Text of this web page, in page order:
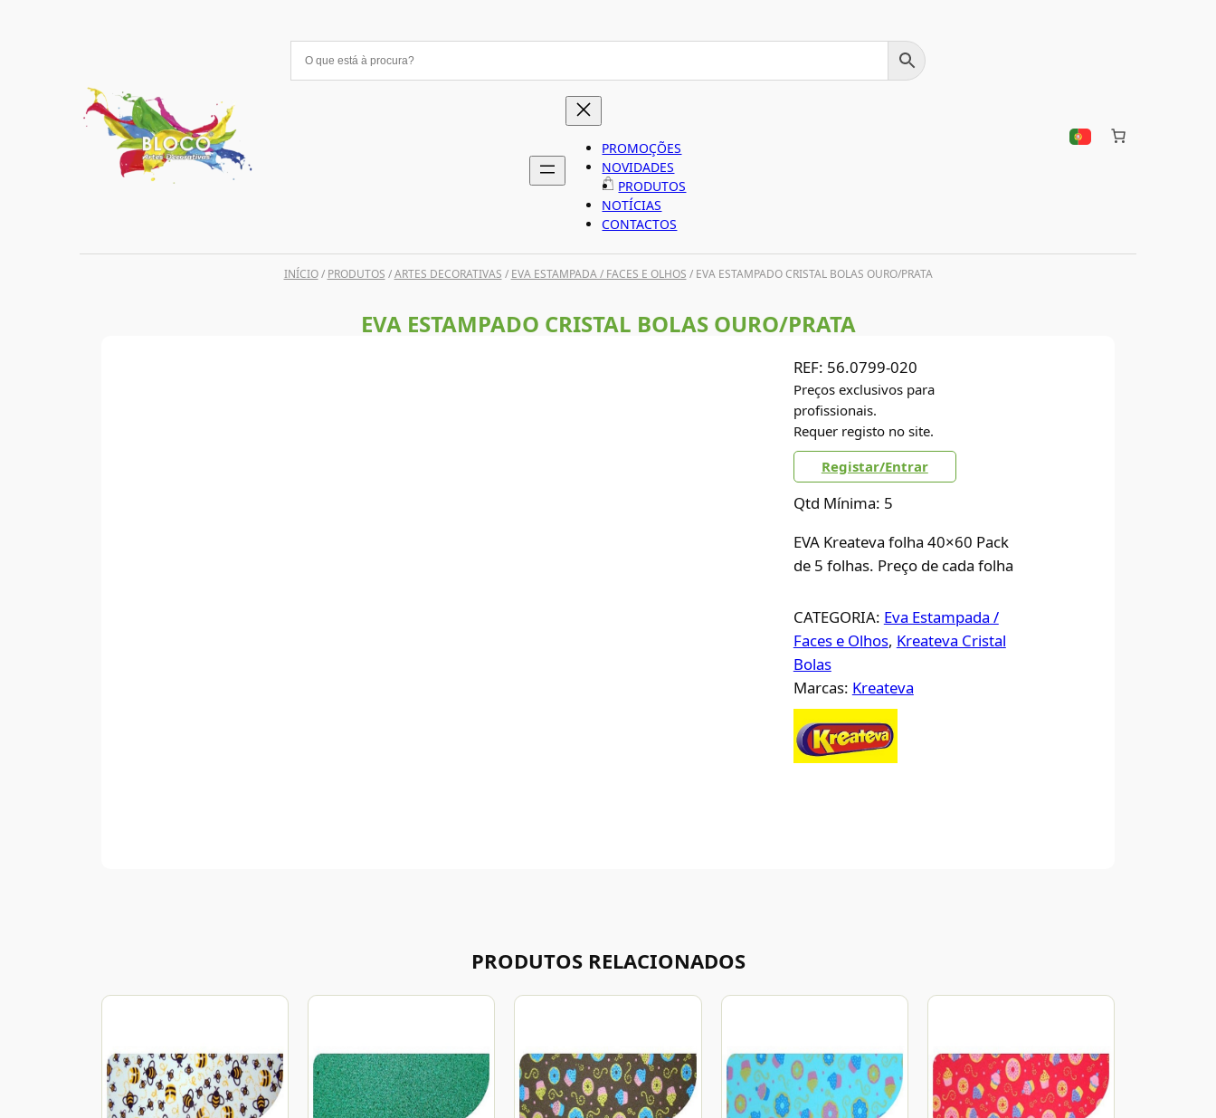
PROMOÇÕES
NOVIDADES
PRODUTOS
NOTÍCIAS
CONTACTOS
INÍCIO/ PRODUTOS /ARTES DECORATIVAS / EVA ESTAMPADA / FACES E OLHOS / EVA ESTAMPADO CRISTAL BOLAS OURO/PRATA
EVA ESTAMPADO CRISTAL BOLAS OURO/PRATA
REF: 56.0799-020
Preços exclusivos para
profissionais.
Requer registo no site.
Registar/Entrar
Qtd Mínima: 5
EVA Kreateva folha 40×60 Pack
de 5 folhas. Preço de cada folha
CATEGORIA: Eva Estampada /
Faces e Olhos, Kreateva Cristal
Bolas
Marcas: Kreateva
PRODUTOS RELACIONADOS